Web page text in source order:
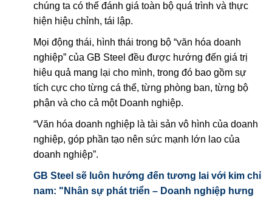
chúng ta có thể đánh giá toàn bộ quá trình và thực
hiện hiệu chỉnh, tái lập.
Mọi động thái, hình thái trong bộ “văn hóa doanh
nghiệp” của GB Steel đều được hướng đến giá trị
hiệu quả mang lại cho mình, trong đó bao gồm sự
tích cực cho từng cá thể, từng phòng ban, từng bộ
phận và cho cả một Doanh nghiệp.
“Văn hóa doanh nghiệp là tài sản vô hình của doanh
nghiệp, góp phần tạo nên sức mạnh lớn lao của
doanh nghiệp”.
GB Steel sẽ luôn hướng đến tương lai với kim chỉ
nam: "Nhân sự phát triển – Doanh nghiệp hưng